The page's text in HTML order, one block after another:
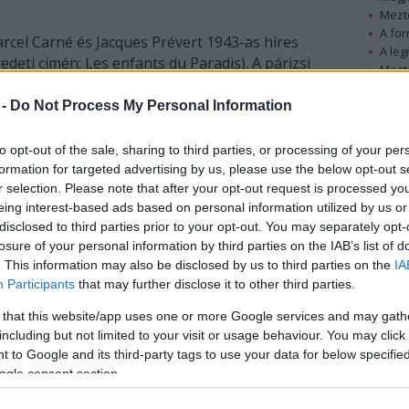
Do Not Process My Personal Information
opt-out of the sale, sharing to third parties, or processing of your
for targeted advertising by us, please use the below opt-out
selection. Please note that after your opt-out request is processed
interest-based ads based on personal information utilized by us
to third parties prior to your opt-out. You may separately
of your personal information by third parties on the IAB’s list of
This information may also be disclosed by us to third parties on the
Participants that may further disclose it to other third parties.
that this website/app uses one or more Google services and may
but not limited to your visit or usage behaviour. You may
to Google and its third-party tags to use your data for below
consent section.
Carné és Jacques Prévert 1943-as híres
címén: Les enfants du Paradis). A párizsi
José Martinez balett-táncos, akinek
A balett nem akar rivalizálni a filmmel, de a
koreográfus támaszkodott képeire, és látványos
megoldásokat talált bennük. A 65 tagú tánckar
minden egyes szereplőjére kidolgozott egy csak
rászabott mozgást.
Eugénie Bachelot-Prévert, a legendás párizsi költő
unokája beleegyezett a film transzponálásába,
holott eddig mindig elutasította a musicallé való
átalakítására vonatkozó kérelmeket. Ennek oka,
hogy egyrészt bízott a párizsi opera
balettkarában, másrészt José Martinez elfogadta
A
A